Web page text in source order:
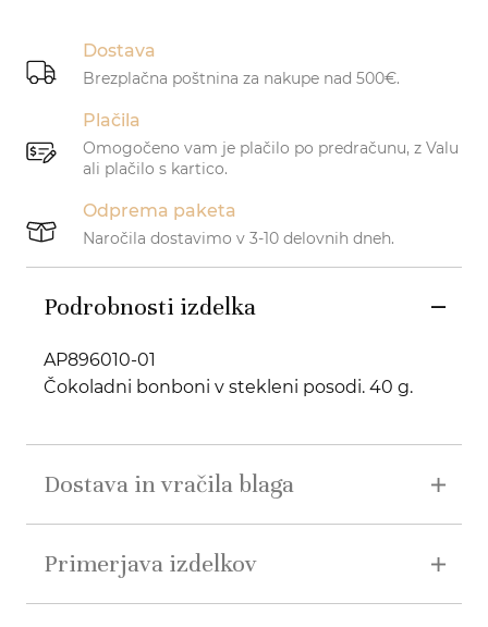
Dostava
Brezplačna poštnina za nakupe nad 500€.
Plačila
Omogočeno vam je plačilo po predračunu, z Valu
ali plačilo s kartico.
Odprema paketa
Naročila dostavimo v 3-10 delovnih dneh.
Podrobnosti izdelka
AP896010-01
Čokoladni bonboni v stekleni posodi. 40 g.
Dostava in vračila blaga
Primerjava izdelkov